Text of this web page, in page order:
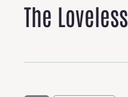
The Loveless